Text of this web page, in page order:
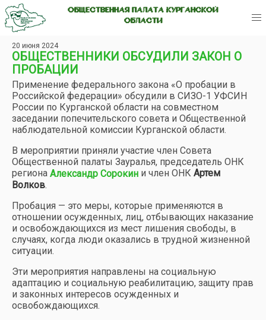
ОБЩЕСТВЕННАЯ ПАЛАТА КУРГАНСКОЙ
ОБЛАСТИ
20 июня 2024
ОБЩЕСТВЕННИКИ ОБСУДИЛИ ЗАКОН О
ПРОБАЦИИ
Применение федерального закона «О пробации в
Российской федерации» обсудили в СИЗО-1 УФСИН
России по Курганской области на совместном
заседании попечительского совета и Общественной
наблюдательной комиссии Курганской области.
В мероприятии приняли участие член Совета
Общественной палаты Зауралья, председатель ОНК
региона Александр Сорокин и член ОНК Артем
Волков.
Пробация — это меры, которые применяются в
отношении осужденных, лиц, отбывающих наказание
и освобождающихся из мест лишения свободы, в
случаях, когда люди оказались в трудной жизненной
ситуации.
Эти мероприятия направлены на социальную
адаптацию и социальную реабилитацию, защиту прав
и законных интересов осужденных и
освобождающихся.